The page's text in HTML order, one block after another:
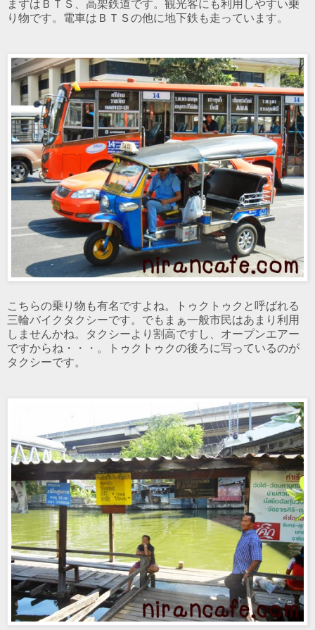
まずはＢＴＳ、高架鉄道です。観光客にも利用しやすい乗
り物です。電車はＢＴＳの他に地下鉄も走っています。
こちらの乗り物も有名ですよね。トゥクトゥクと呼ばれる
三輪バイクタクシーです。でもまぁ一般市民はあまり利用
しませんかね。タクシーより割高ですし、オープンエアー
ですからね・・・。トゥクトゥクの後ろに写っているのが
タクシーです。